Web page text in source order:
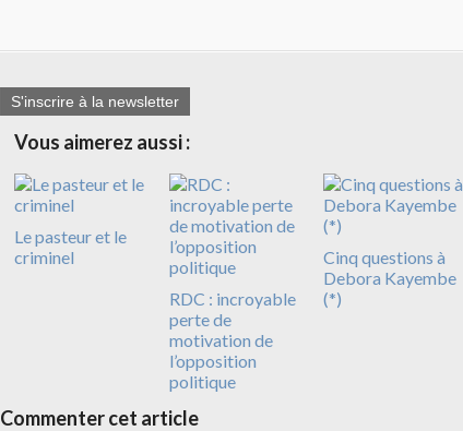
S'inscrire à la newsletter
Vous aimerez aussi :
Le pasteur et le
criminel
RDC : incroyable
perte de
motivation de
l’opposition
politique
Cinq questions à
Debora Kayembe
(*)
Commenter cet article